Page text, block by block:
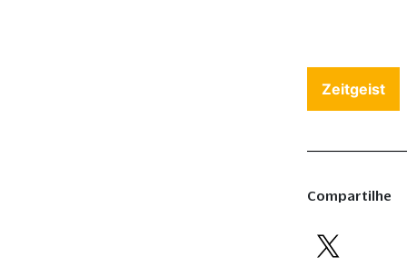
Zeitgeist
Compartilhe